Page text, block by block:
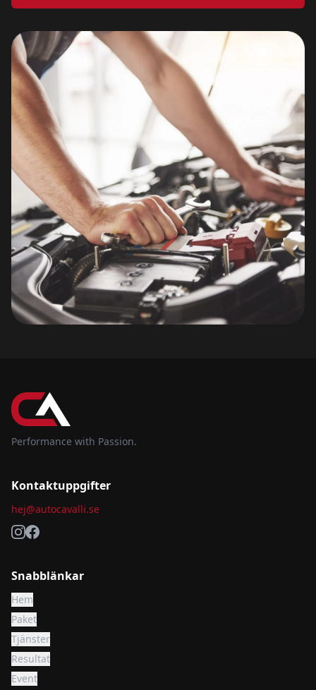
Performance with Passion.
Kontaktuppgifter
hej@autocavalli.se
Snabblänkar
Hem
Paket
Tjänster
Resultat
Event